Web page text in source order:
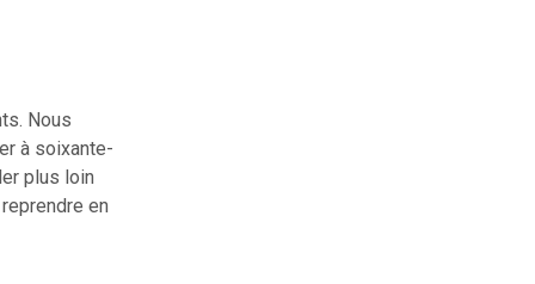
Nous
à soixante-
plus loin
en